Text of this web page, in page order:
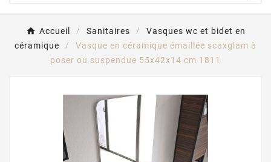
Accueil Sanitaires
Vasques wc et bidet en
céramique
Vasque en céramique émaillée scaxglam à
poser ou suspendue 55x42x14 cm 1811